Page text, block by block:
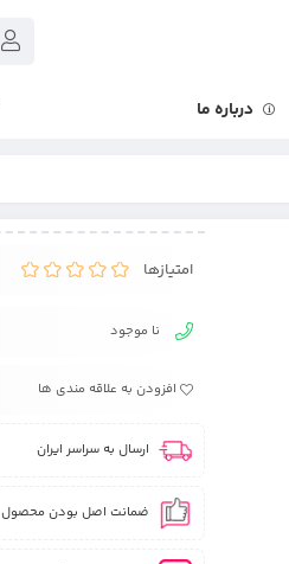
درباره ما
امتیازها
نا موجود
افزودن به علاقه مندی ها
ارسال به سراسر ایران
ضمانت اصل بودن محصول